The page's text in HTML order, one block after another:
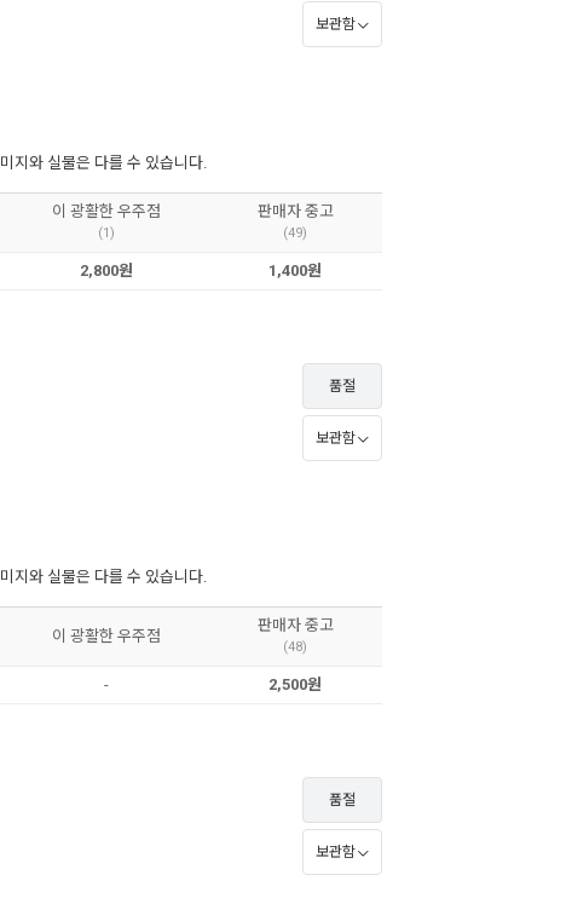
지와 실물은 다를 수 있습니다.
보관함
이 광활한 우주점
(1)
판매자 중고
(49)
2,800원 1,400원
지와 실물은 다를 수 있습니다.
품절
보관함
이 광활한 우주점
판매자 중고
(48)
- 2,500원
품절
보관함